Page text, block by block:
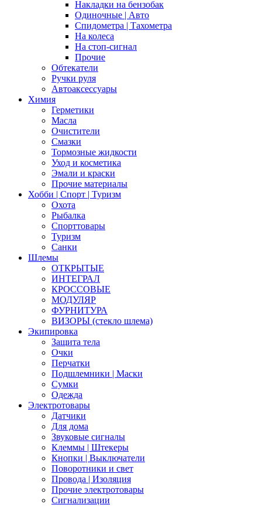
Накладки на бензобак
Одиночные | Авто
Спидометра | Тахометра
На колеса
На стоп-сигнал
Прочие
Обтекатели
Ручки руля
Автоаксессуары
Химия
Герметики
Масла
Очистители
Смазки
Тормозные жидкости
Уход и косметика
Эмали и краски
Прочие материалы
Хобби | Cпорт | Туризм
Охота
Рыбалка
Спорттовары
Туризм
Санки
Шлемы
ОТКРЫТЫЕ
ИНТЕГРАЛ
КРОССОВЫЕ
МОДУЛЯР
ФУРНИТУРА
ВИЗОРЫ (стекло шлема)
Экипировка
Защита тела
Очки
Перчатки
Подшлемники | Маски
Сумки
Одежда
Электротовары
Датчики
Для дома
Звуковые сигналы
Клеммы | Штекеры
Кнопки | Выключатели
Поворотники и свет
Провода | Изоляция
Прочие электротовары
Сигнализации